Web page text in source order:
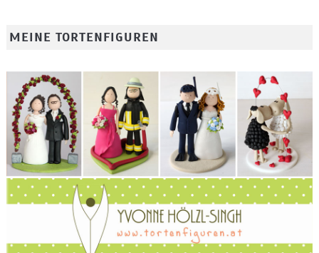
MEINE TORTENFIGUREN